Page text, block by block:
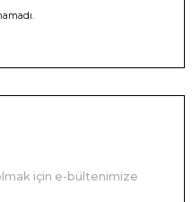
için e-bültenimize